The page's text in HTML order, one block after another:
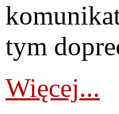
tym
Więcej...